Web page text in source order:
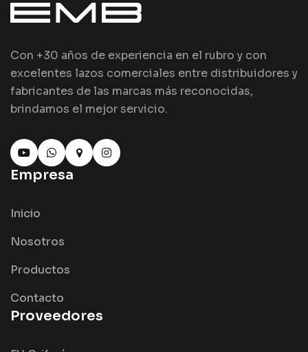
Con +30 años de experiencia en el rubro y con
excelentes lazos comerciales entre distribuidores y
fabricantes de las marcas más reconocidas,
brindamos el mejor servicio.
Empresa
Inicio
Nosotros
Productos
Contacto
Proveedores